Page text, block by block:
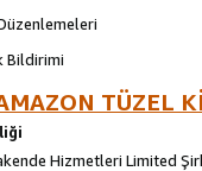
Bildirimi
TÜZEL
Hizmetleri Limited